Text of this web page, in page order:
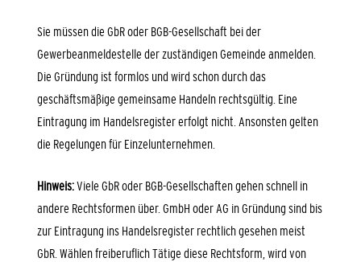
Sie müssen die GbR oder BGB-Gesellschaft bei der
Gewerbeanmeldestelle der zuständigen Gemeinde anmelden.
Die Gründung ist formlos und wird schon durch das
geschäftsmäßige gemeinsame Handeln rechtsgültig. Eine
Eintragung im Handelsregister erfolgt nicht. Ansonsten gelten
die Regelungen für Einzelunternehmen.
Hinweis:Viele GbR oder BGB-Gesellschaften gehen schnell in
andere Rechtsformen über. GmbH oder AG in Gründung sind bis
zur Eintragung ins Handelsregister rechtlich gesehen meist
GbR. Wählen freiberuflich Tätige diese Rechtsform, wird von